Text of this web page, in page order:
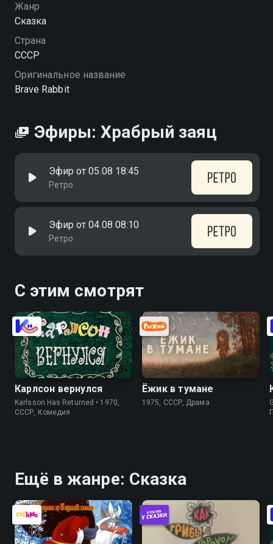
Жанр
Сказка
Страна
СССР
Оригинальное название
Brave Rabbit
Эфиры: Храбрый заяц
Эфир от 05.08 18:45
Ретро
Эфир от 04.08 08:10
Ретро
С этим смотрят
Карлсон вернулся
Karlsson Has Returned • 1970,
СССР, Комедия
Ёжик в тумане
1975, СССР, Драма
Ещё в жанре: Сказка